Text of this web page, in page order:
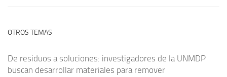
OTROS TEMAS
De residuos a soluciones: investigadores de la UNMDP
buscan desarrollar materiales para remover